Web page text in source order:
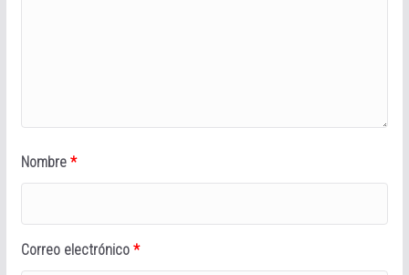
Nombre *
Correo electrónico *